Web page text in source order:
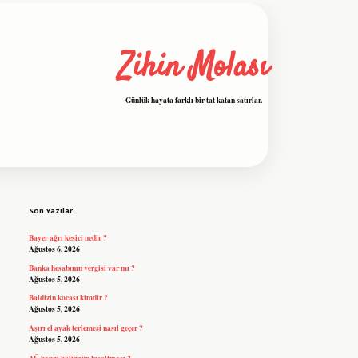
Zihin Molası
Günlük hayata farklı bir tat katan satırlar.
Son Yazılar
Bayer ağrı kesici nedir ?
Ağustos 6, 2026
Banka hesabının vergisi var mı ?
Ağustos 5, 2026
Baldizin kocası kimdir ?
Ağustos 5, 2026
Aşırı el ayak terlemesi nasıl geçer ?
Ağustos 5, 2026